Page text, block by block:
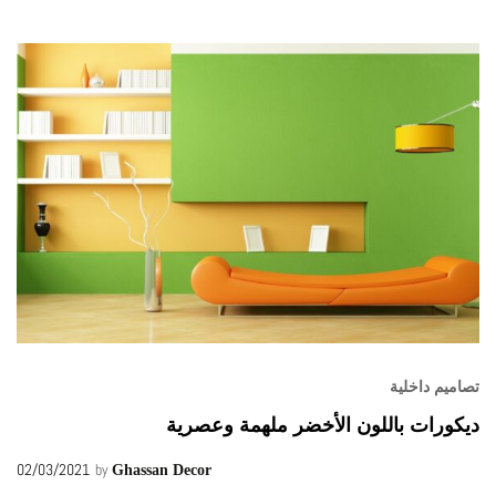
تصاميم داخلية
ديكورات باللون الأخضر ملهمة وعصرية
02/03/2021 by Ghassan Decor